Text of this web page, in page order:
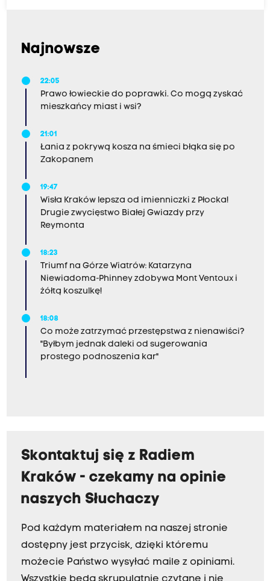
Najnowsze
22:05
Prawo łowieckie do poprawki. Co mogą zyskać
mieszkańcy miast i wsi?
21:01
Łania z pokrywą kosza na śmieci błąka się po
Zakopanem
19:47
Wisła Kraków lepsza od imienniczki z Płocka!
Drugie zwycięstwo Białej Gwiazdy przy
Reymonta
18:23
Triumf na Górze Wiatrów: Katarzyna
Niewiadoma-Phinney zdobywa Mont Ventoux i
żółtą koszulkę!
18:08
Co może zatrzymać przestępstwa z nienawiści?
"Byłbym jednak daleki od sugerowania
prostego podnoszenia kar"
Skontaktuj się z Radiem
Kraków - czekamy na opinie
naszych Słuchaczy
Pod każdym materiałem na naszej stronie
dostępny jest przycisk, dzięki któremu
możecie Państwo wysyłać maile z opiniami.